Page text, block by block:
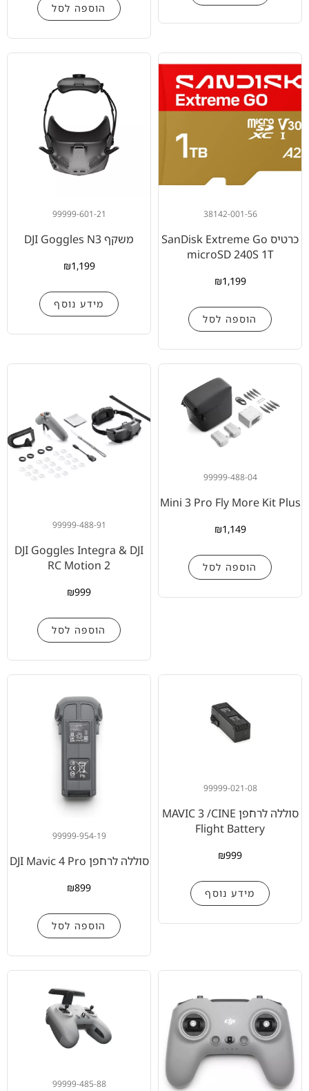
הוספה לסל
38142-001-56
כרטיס SanDisk Extreme Go
microSD 240S 1T
₪1,199
הוספה לסל
99999-601-21
משקף DJI Goggles N3
₪1,199
מידע נוסף
99999-488-04
Mini 3 Pro Fly More Kit Plus
₪1,149
הוספה לסל
99999-488-91
DJI Goggles Integra & DJI
RC Motion 2
₪999
הוספה לסל
99999-021-08
סוללה לרחפן MAVIC 3 /CINE
Flight Battery
₪999
מידע נוסף
99999-954-19
סוללה לרחפן DJI Mavic 4 Pro
₪899
הוספה לסל
99999-485-88